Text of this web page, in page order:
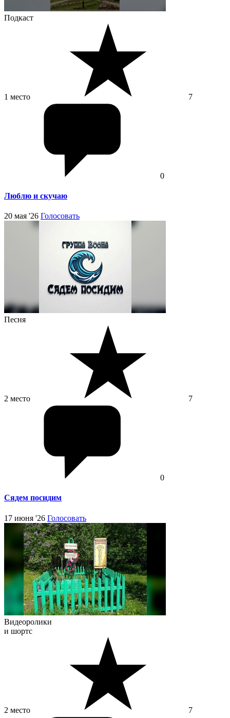
Подкаст
1 место 7
0
Люблю и скучаю
20 мая '26 Голосовать
Песня
2 место 7
0
Сядем посидим
17 июня '26 Голосовать
Видеоролики
и шортс
2 место 7